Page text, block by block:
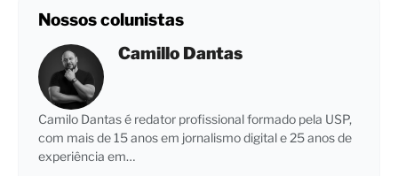
Nossos colunistas
Camillo Dantas
Camilo Dantas é redator profissional formado pela USP,
com mais de 15 anos em jornalismo digital e 25 anos de
experiência em…